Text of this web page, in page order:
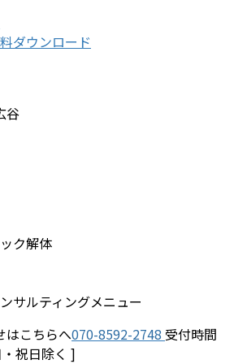
ダウンロード
谷
ク解体
サルティングメニュー
はこちらへ070-8592-2748 受付時間
祝日除く ]